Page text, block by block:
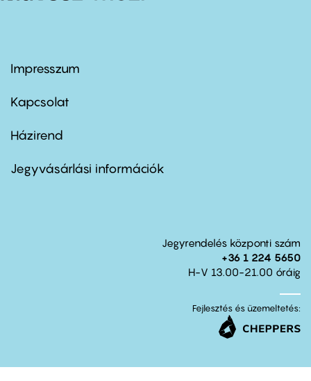
Footer
first
Impresszum
Kapcsolat
Footer
second
Házirend
Jegyvásárlási információk
Jegyrendelés központi szám
+36 1 224 5650
H-V 13.00-21.00 óráig
Fejlesztés és üzemeltetés: